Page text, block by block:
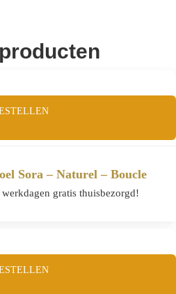
Sora – Naturel – Boucle
gratis thuisbezorgd!